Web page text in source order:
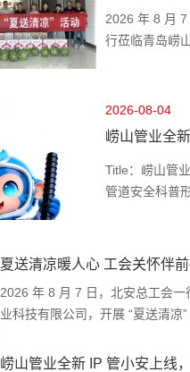
行 —— 北安
业开展高温
2026 年 8 月
行莅临青岛崂
司，开展 “夏
织的贴心关怀
夏高温时节，
履职尽责。慰
为公司送来西
绿豆、白糖等
为高温作业职
将及时发放至
上。一份份防
对基层劳动者
挂，让职工在
凉与浓浓温情
2026-08-04
崂山管业全
做千家万户
Title：崂山管
管道安全科普
耕管道行业的
科普，讲解管
Keywords：崂
装管道，PPR
开裂，砸砖维
夏送清凉暖人心 工会关怀伴
工会莅临崂山管业开展高温慰
2026 年 8 月 7 日，北安总工会一
业科技有限公司，开展 “夏送清凉”
在高温一线的职工送来工会组织
候。 时值盛夏高温时节，一线职
崂山管业全新 IP 管小安上线